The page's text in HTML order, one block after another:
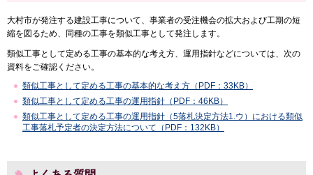
大村市が発注する建設工事について、事業者の受注機会の拡大および工期の短
縮を図るため、同種の工事を類似工事として発注します。
類似工事として定める工事の基本的な考え方、運用指針などについては、次の
資料をご確認ください。
類似工事として定める工事の基本的な考え方（PDF：33KB）
類似工事として定める工事の運用指針（PDF：46KB）
類似工事として定める工事の運用指針（5落札決定方法1.ウ）における類似
工事落札予定者の決定方法について（PDF：132KB）